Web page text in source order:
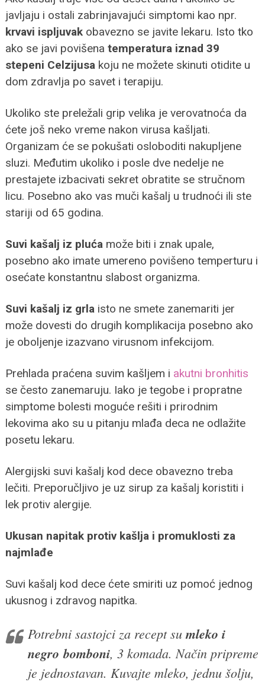
javljaju i ostali zabrinjavajući simptomi kao npr.
krvavi ispljuvakobavezno se javite lekaru. Isto tko
ako se javi povišena temperatura iznad 39
stepeni Celzijusakoju ne možete skinuti otidite u
dom zdravlja po savet i terapiju.
Ukoliko ste preležali grip velika je verovatnoća da
ćete još neko vreme nakon virusa kašljati.
Organizam će se pokušati osloboditi nakupljene
sluzi. Međutim ukoliko i posle dve nedelje ne
prestajete izbacivati sekret obratite se stručnom
licu. Posebno ako vas muči kašalj u trudnoći ili ste
stariji od 65 godina.
Suvi kašalj iz plućamože biti i znak upale,
posebno ako imate umereno povišeno temperturu i
osećate konstantnu slabost organizma.
Suvi kašalj iz grlaisto ne smete zanemariti jer
može dovesti do drugih komplikacija posebno ako
je oboljenje izazvano virusnom infekcijom.
Prehlada praćena suvim kašljem i akutni bronhitis
se često zanemaruju. Iako je tegobe i propratne
simptome bolesti moguće rešiti i prirodnim
lekovima ako su u pitanju mlađa deca ne odlažite
posetu lekaru.
Alergijski suvi kašalj kod dece obavezno treba
lečiti. Preporučljivo je uz sirup za kašalj koristiti i
lek protiv alergije.
Ukusan napitak protiv kašlja i promuklosti za
najmlađe
Suvi kašalj kod dece ćete smiriti uz pomoć jednog
ukusnog i zdravog napitka.
Potrebni sastojci za recept sumleko i
negrobomboni, 3 komada. Način pripreme
je jednostavan. Kuvajte mleko, jednu šolju,